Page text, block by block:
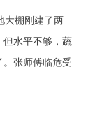
水平不够，蔬
张师傅临危受